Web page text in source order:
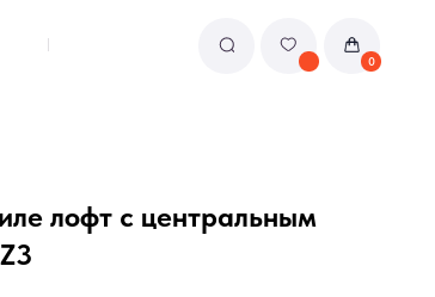
лофт с центральным